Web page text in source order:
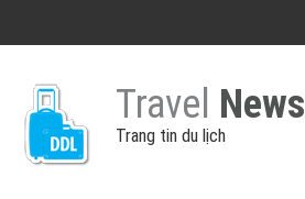
Travel News
Trang tin du lịch